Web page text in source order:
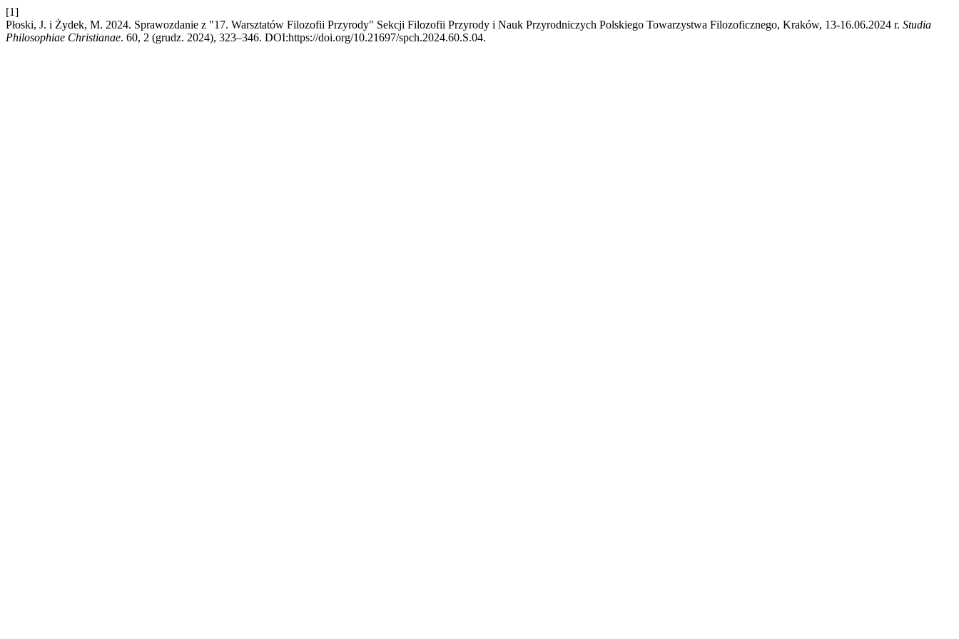
[1]
Płoski, J. i Żydek, M. 2024. Sprawozdanie z "17. Warsztatów Filozofii Przyrody" Sekcji Filozofii Przyrody i Nauk Przyrodniczych Polskiego Towarzystwa Filozoficznego, Kraków, 13-16.06.2024 r. Studia
Philosophiae Christianae. 60, 2 (grudz. 2024), 323–346. DOI:https://doi.org/10.21697/spch.2024.60.S.04.